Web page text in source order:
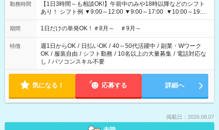
勤務時間
【1日3時間～も相談OK!】午前中のみや18時以降などのシフト
あり！ シフト例 ▼9:00～12:00 ▼9:00～17:00 ▼10:00～19:00
▼18:00～21:00
期間 1日だけの単発OK！＃8月～ ＃9月～
特徴 週1日からOK / 日払いOK / 40～50代活躍中 / 副業・Wワーク
OK / 服装自由 / シフト勤務 / 10名以上の大量募集 / 電話対応な
し / パソコンスキル不要
気になる！ 応募する 詳細へ
掲載日：2026.08.07